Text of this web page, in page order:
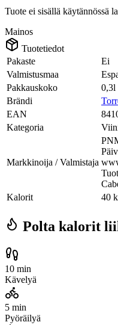
Tuote ei sisällä käytännössä
Mainos
Tuotetiedot
Pakaste
Ei
Valmistusmaa
Pakkauskoko
0,3l
Brändi
EAN
Kategoria
Markkinoija / Valmistaja
Kalorit
40
Polta kalorit
10 min
Kävelyä
5 min
Pyöräilyä